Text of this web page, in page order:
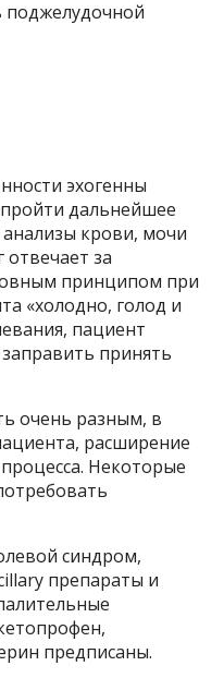
эхогенны
дальнейшее
крови, мочи
отвечает за
принципом при
«холодно, голод и
пациент
принять
очень разным, в
расширение
Некоторые
синдром,
препараты и
предписаны.